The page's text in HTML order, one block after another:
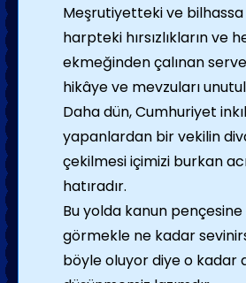
Meşrutiyetteki ve
harpteki hırsızlıkların ve
ekmeğinden çalınan
hikâye ve mevzuları
Daha dün, Cumhuriyet
yapanlardan bir vekilin
çekilmesi içimizi burkan
hatıradır.
Bu yolda kanun
görmekle ne kadar
böyle oluyor diye o kadar